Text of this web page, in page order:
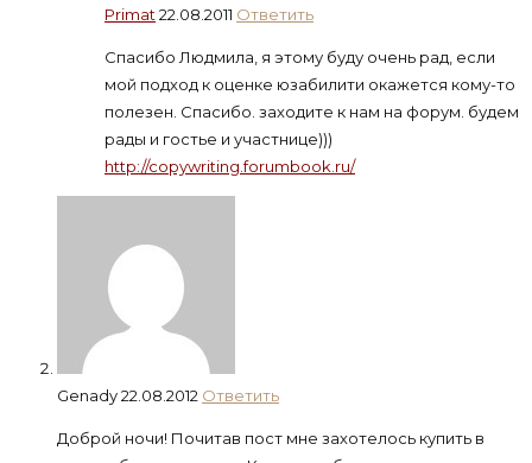
Primat 22.08.2011 Ответить
Спасибо Людмила, я этому буду очень рад, если
мой подход к оценке юзабилити окажется кому-то
полезен. Спасибо. заходите к нам на форум. будем
рады и гостье и участнице)))
http://copywriting.forumbook.ru/
Genady22.08.2012 Ответить
Доброй ночи! Почитав пост мне захотелось купить в